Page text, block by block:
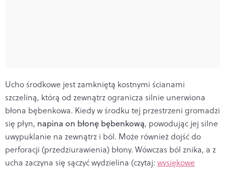
Ucho środkowe jest zamkniętą kostnymi ścianami
szczeliną, którą od zewnątrz ogranicza silnie unerwiona
błona bębenkowa. Kiedy w środku tej przestrzeni gromadzi
się płyn, napina on błonę bębenkową, powodując jej silne
uwypuklanie na zewnątrz i ból. Może również dojść do
perforacji (przedziurawienia) błony. Wówczas ból znika, a z
ucha zaczyna się sączyć wydzielina (czytaj: wysiękowe